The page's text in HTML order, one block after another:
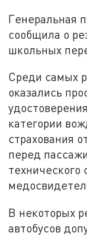
Генеральная
сообщила о
школьных
Среди самых
оказались
категории
страхования
перед
технического
В некоторых
автобусов